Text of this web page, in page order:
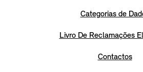
Categorias de
Livro De Reclamações
Contactos